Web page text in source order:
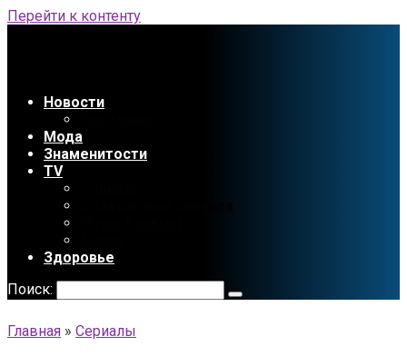
Перейти к контенту
Новости
Мода
Знаменитости
TV
Здоровье
Поиск:
Главная » Сериалы